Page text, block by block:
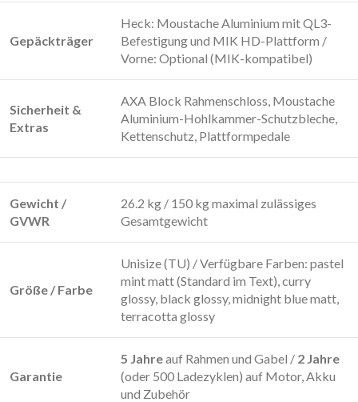
Gepäckträger
Heck: Moustache Aluminium mit QL3-
Befestigung und MIK HD-Plattform /
Vorne: Optional (MIK-kompatibel)
Sicherheit &
Extras
AXA Block Rahmenschloss, Moustache
Aluminium-Hohlkammer-Schutzbleche,
Kettenschutz, Plattformpedale
Gewicht /
GVWR
26.2 kg / 150 kg maximal zulässiges
Gesamtgewicht
Größe / Farbe
Unisize (TU) / Verfügbare Farben: pastel
mint matt(Standard im Text),curry
glossy, black glossy,midnight blue matt,
terracotta glossy
Garantie
5 Jahreauf Rahmen und Gabel / 2 Jahre
(oder 500 Ladezyklen) auf Motor, Akku
und Zubehör